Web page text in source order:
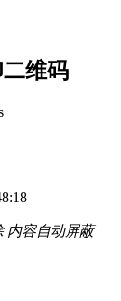
维码
内容自动屏蔽